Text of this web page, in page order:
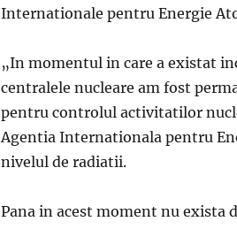
Internationale pentru Energie
„In momentul in care a existat
centralele nucleare am fost
pentru controlul activitatilor
Agentia Internationala pentru
nivelul de radiatii.
Pana in acest moment nu exista